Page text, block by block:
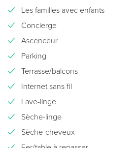
Les familles avec enfants
Concierge
Ascenceur
Parking
Terrasse/balcons
Internet sans fil
Lave-linge
Sèche-linge
Sèche-cheveux